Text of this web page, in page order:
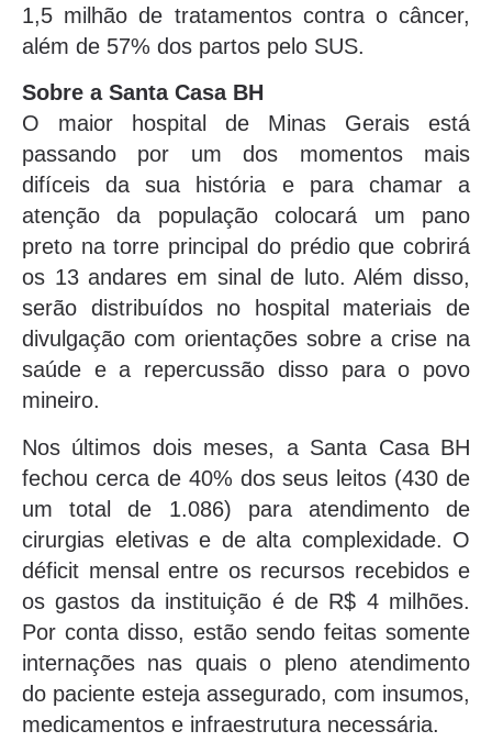
1,5 milhão de tratamentos contra o câncer,
além de 57% dos partos pelo SUS.
Sobre a Santa Casa BH
O maior hospital de Minas Gerais está
passando por um dos momentos mais
difíceis da sua história e para chamar a
atenção da população colocará um pano
preto na torre principal do prédio que cobrirá
os 13 andares em sinal de luto. Além disso,
serão distribuídos no hospital materiais de
divulgação com orientações sobre a crise na
saúde e a repercussão disso para o povo
mineiro.
Nos últimos dois meses, a Santa Casa BH
fechou cerca de 40% dos seus leitos (430 de
um total de 1.086) para atendimento de
cirurgias eletivas e de alta complexidade. O
déficit mensal entre os recursos recebidos e
os gastos da instituição é de R$ 4 milhões.
Por conta disso, estão sendo feitas somente
internações nas quais o pleno atendimento
do paciente esteja assegurado, com insumos,
medicamentos e infraestrutura necessária.